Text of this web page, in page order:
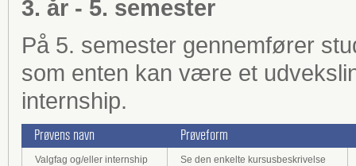
3. år - 5. semester
På 5. semester gennemfører
som enten kan være et
internship.
Prøvens navn Prøveform
Valgfag og/eller internship Se den enkelte kursusbeskrivelse